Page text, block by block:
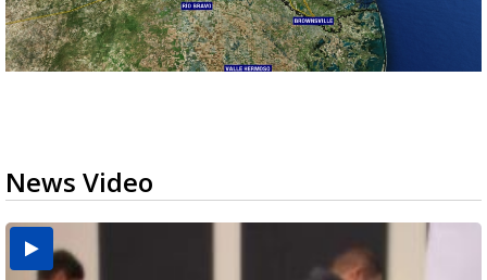
News Video